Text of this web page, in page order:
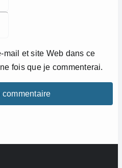
mail et site Web dans ce
fois que je commenterai.